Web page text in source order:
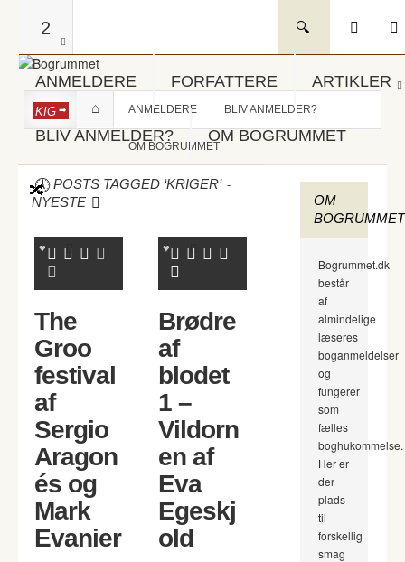
2
ANMELDERE FORFATTERE ARTIKLER
BLIV ANMELDER? OM BOGRUMMET
KIG ANMELDERE BLIV ANMELDER?
OM BOGRUMMET
POSTS TAGGED ‘KRIGER’ -
NYESTE
The
Groo
festival
af
Sergio
Aragon
és og
Mark
Evanier
Brødre
af
blodet
1 –
Vildorn
en af
Eva
Egeskj
old
OM
BOGRUMMET
Bogrummet.dk
består
af
almindelige
læseres
boganmeldelser
og
fungerer
som
fælles
boghukommelse.
Her er
der
plads
til
forskellig
smag